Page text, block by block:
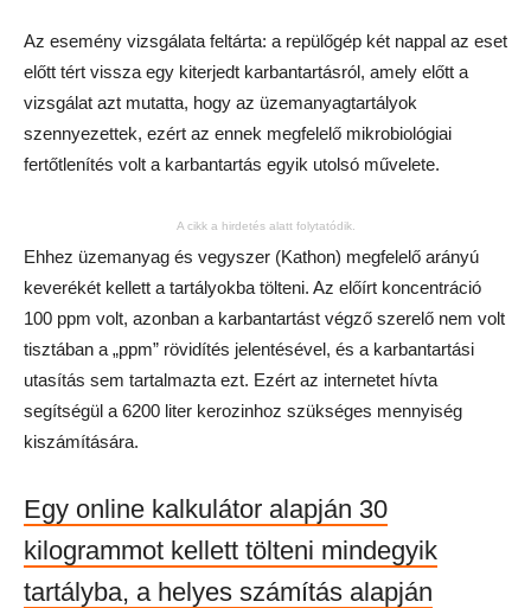
Az esemény vizsgálata feltárta: a repülőgép két nappal az eset
előtt tért vissza egy kiterjedt karbantartásról, amely előtt a
vizsgálat azt mutatta, hogy az üzemanyagtartályok
szennyezettek, ezért az ennek megfelelő mikrobiológiai
fertőtlenítés volt a karbantartás egyik utolsó művelete.
A cikk a hirdetés alatt folytatódik.
Ehhez üzemanyag és vegyszer (Kathon) megfelelő arányú
keverékét kellett a tartályokba tölteni. Az előírt koncentráció
100 ppm volt, azonban a karbantartást végző szerelő nem volt
tisztában a „ppm” rövidítés jelentésével, és a karbantartási
utasítás sem tartalmazta ezt. Ezért az internetet hívta
segítségül a 6200 liter kerozinhoz szükséges mennyiség
kiszámítására.
Egy online kalkulátor alapján 30
kilogrammot kellett tölteni mindegyik
tartályba, a helyes számítás alapján